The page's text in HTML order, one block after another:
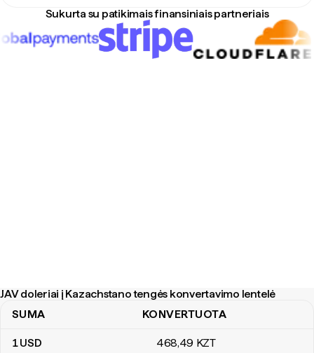
Sukurta su patikimais finansiniais partneriais
JAV doleriai į Kazachstano tengės konvertavimo lentelė
JAV doleriai į Kazachstano tengės konvertavimo lentelė
SUMA KONVERTUOTA
1USD 468,49 KZT